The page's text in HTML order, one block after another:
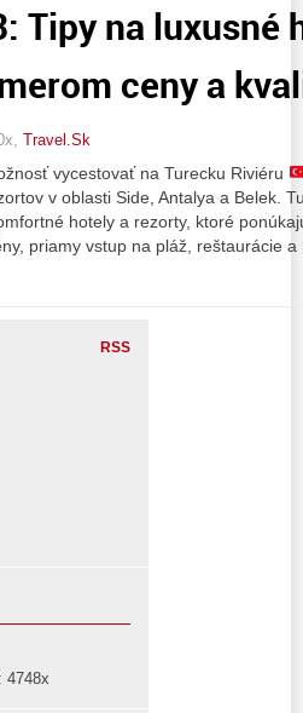
Tipy na luxusné
ceny a
Travel.Sk
vycestovať na Turecku Riviéru
v oblasti Side, Antalya a Belek.
hotely a rezorty, ktoré
priamy vstup na pláž, reštaurácie
RSS
4748x